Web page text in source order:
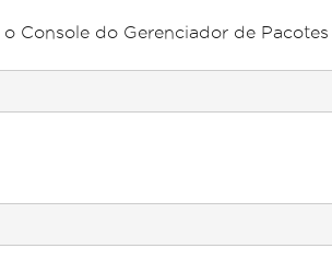
Console do Gerenciador de Pacotes